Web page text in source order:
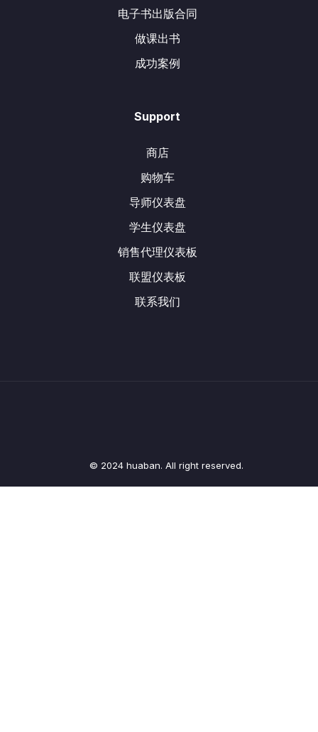
电子书出版合同
做课出书
成功案例
Support
商店
购物车
导师仪表盘
学生仪表盘
销售代理仪表板
联盟仪表板
联系我们
© 2024 huaban. All right reserved.